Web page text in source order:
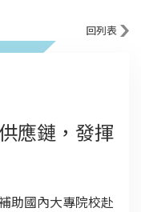
回列表
應鏈，發揮
助國內大專院校赴